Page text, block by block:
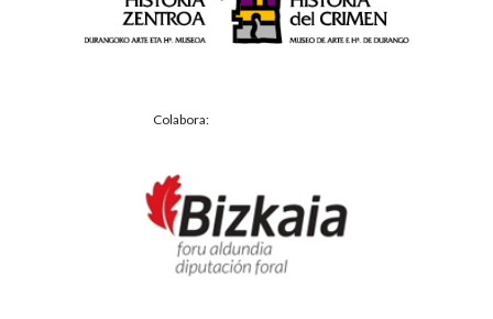
Colabora: